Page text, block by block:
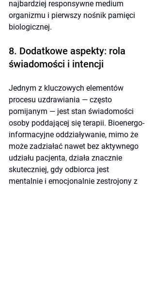
najbardziej responsywne medium
organizmu i pierwszy nośnik pamięci
biologicznej.
8. Dodatkowe aspekty: rola
świadomości i intencji
Jednym z kluczowych elementów
procesu uzdrawiania — często
pomijanym — jest stan świadomości
osoby poddającej się terapii. Bioenergo-
informacyjne oddziaływanie, mimo że
może zadziałać nawet bez aktywnego
udziału pacjenta, działa znacznie
skuteczniej, gdy odbiorca jest
mentalnie i emocjonalnie zestrojony z